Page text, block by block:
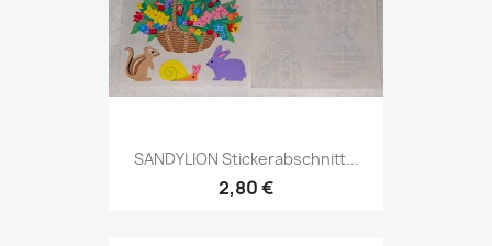
SANDYLION Stickerabschnitt...
2,80 €